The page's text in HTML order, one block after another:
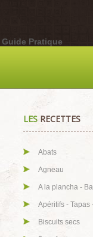
Guide Pratique
LESRECETTES
Abats
Agneau
A la plancha -
Apéritifs - Tapas
Biscuits secs